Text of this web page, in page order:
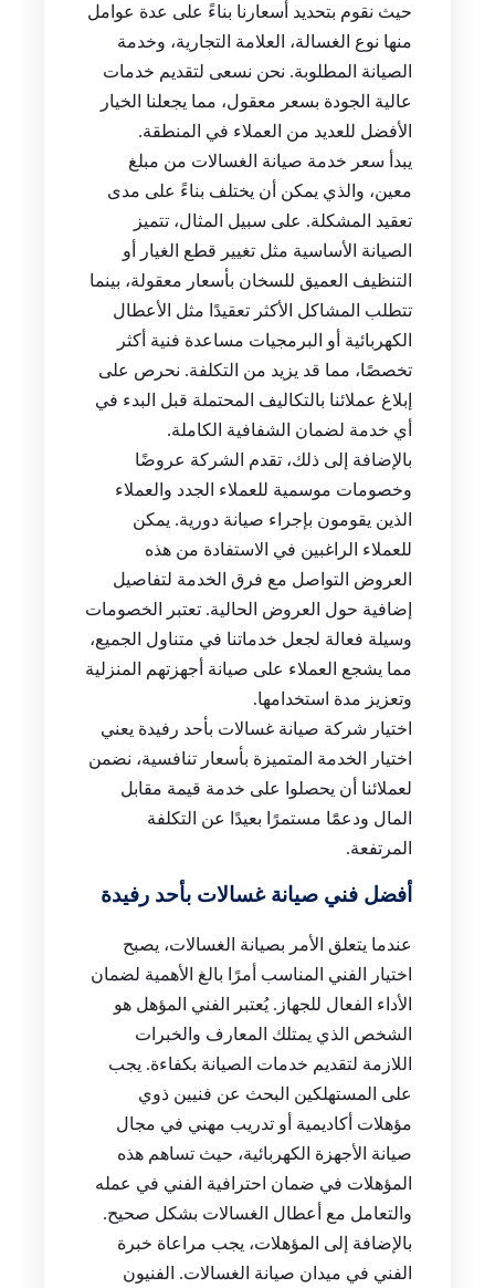
حيث نقوم بتحديد أسعارنا بناءً على عدة عوامل
منها نوع الغسالة، العلامة التجارية، وخدمة
الصيانة المطلوبة. نحن نسعى لتقديم خدمات
عالية الجودة بسعر معقول، مما يجعلنا الخيار
الأفضل للعديد من العملاء في المنطقة.
يبدأ سعر خدمة صيانة الغسالات من مبلغ
معين، والذي يمكن أن يختلف بناءً على مدى
تعقيد المشكلة. على سبيل المثال، تتميز
الصيانة الأساسية مثل تغيير قطع الغيار أو
التنظيف العميق للسخان بأسعار معقولة، بينما
تتطلب المشاكل الأكثر تعقيدًا مثل الأعطال
الكهربائية أو البرمجيات مساعدة فنية أكثر
تخصصًا، مما قد يزيد من التكلفة. نحرص على
إبلاغ عملائنا بالتكاليف المحتملة قبل البدء في
أي خدمة لضمان الشفافية الكاملة.
بالإضافة إلى ذلك، تقدم الشركة عروضًا
وخصومات موسمية للعملاء الجدد والعملاء
الذين يقومون بإجراء صيانة دورية. يمكن
للعملاء الراغبين في الاستفادة من هذه
العروض التواصل مع فرق الخدمة لتفاصيل
إضافية حول العروض الحالية. تعتبر الخصومات
وسيلة فعالة لجعل خدماتنا في متناول الجميع،
مما يشجع العملاء على صيانة أجهزتهم المنزلية
وتعزيز مدة استخدامها.
اختيار شركة صيانة غسالات بأحد رفيدة يعني
اختيار الخدمة المتميزة بأسعار تنافسية، نضمن
لعملائنا أن يحصلوا على خدمة قيمة مقابل
المال ودعمًَا مستمرًا بعيدًا عن التكلفة
المرتفعة.
أفضل فني صيانة غسالات بأحد رفيدة
عندما يتعلق الأمر بصيانة الغسالات، يصبح
اختيار الفني المناسب أمرًا بالغ الأهمية لضمان
الأداء الفعال للجهاز. يُعتبر الفني المؤهل هو
الشخص الذي يمتلك المعارف والخبرات
اللازمة لتقديم خدمات الصيانة بكفاءة. يجب
على المستهلكين البحث عن فنيين ذوي
مؤهلات أكاديمية أو تدريب مهني في مجال
صيانة الأجهزة الكهربائية، حيث تساهم هذه
المؤهلات في ضمان احترافية الفني في عمله
والتعامل مع أعطال الغسالات بشكل صحيح.
بالإضافة إلى المؤهلات، يجب مراعاة خبرة
الفني في ميدان صيانة الغسالات. الفنيون